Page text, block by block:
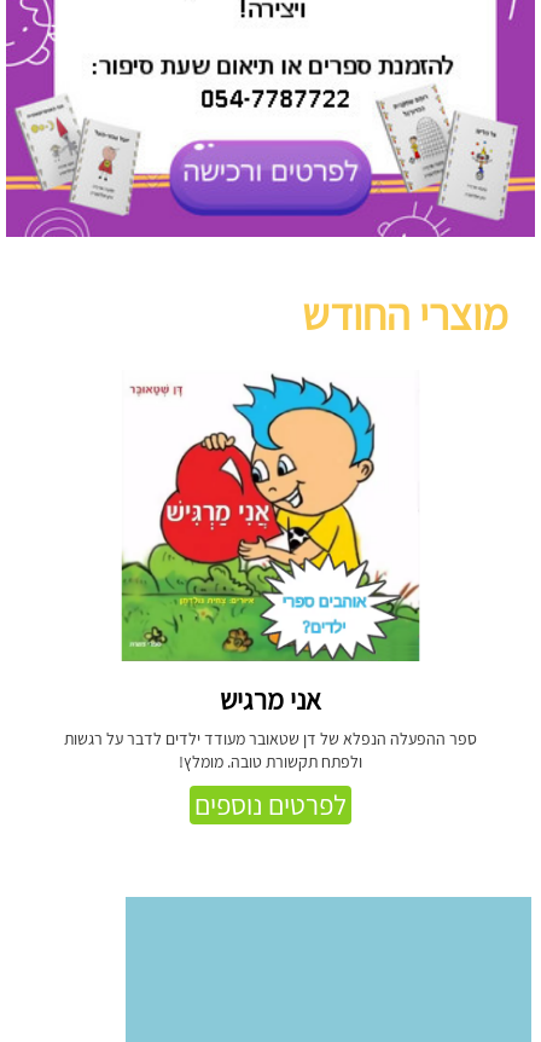
מוצרי החודש
אני מרגיש
ספר ההפעלה הנפלא של דן שטאובר מעודד ילדים לדבר על רגשות
ולפתח תקשורת טובה. מומלץ!
לפרטים נוספים